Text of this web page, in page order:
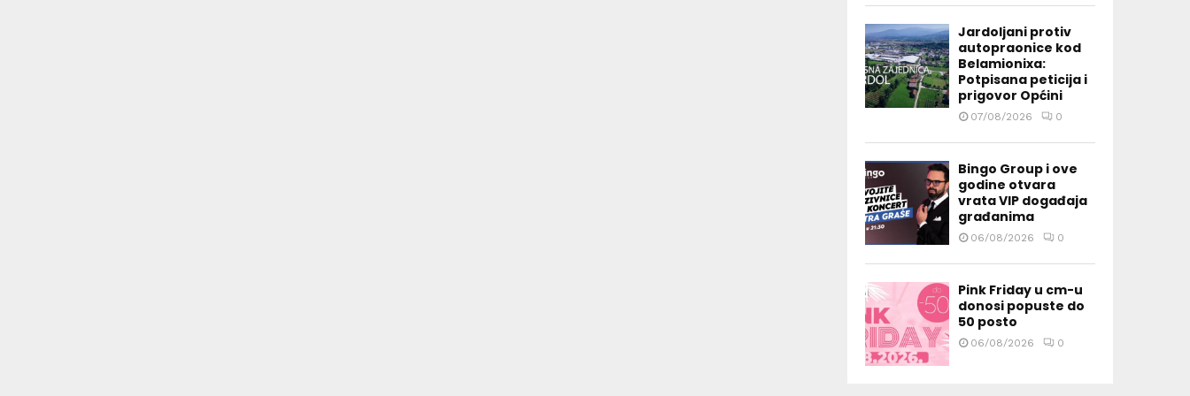
Jardoljani protiv
autopraonice kod
Belamionixa:
Potpisana peticija i
prigovor Općini
07/08/2026 0
Bingo Group i ove
godine otvara
vrata VIP događaja
građanima
06/08/2026 0
Pink Friday u cm-u
donosi popuste do
50 posto
06/08/2026 0